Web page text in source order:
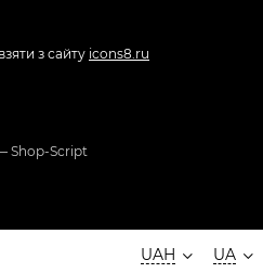
з сайту icons8.ru
Shop-Script
UA
UAH